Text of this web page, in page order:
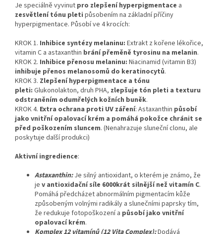
Je speciálně vyvinut pro zlepšení hyperpigmentace a
zesvětlení tónu pleti působením na základní příčiny
hyperpigmentace. Působí ve 4 krocích:
KROK 1. Inhibice syntézy melaninu: Extrakt z kořene lékořice,
vitamin C a astaxanthin brání přeměně tyrosinu na melanin.
KROK 2. Inhibice přenosu melaninu: Niacinamid (vitamin B3)
inhibuje přenos melanosomů do keratinocytů.
KROK 3. Zlepšení hyperpigmentace a tónu
pleti: Glukonolakton, druh PHA, zlepšuje tón pleti a texturu
odstraněním odumřelých kožních buněk.
KROK 4. Extra ochrana proti UV záření: Astaxanthin působí
jako vnitřní opalovací krém a pomáhá pokožce chránit se
před poškozením sluncem. (Nenahrazuje sluneční clonu, ale
poskytuje další produkci)
Aktivní ingredience:
Astaxanthin:Je silný antioxidant, o kterém je známo, že
je v antioxidační síle 6000krát silnější než vitamín C.
Pomáhá předcházet abnormálním pigmentacím kůže
způsobeným volnými radikály a slunečními paprsky tím,
že redukuje fotopoškození a působí jako vnitřní
opalovací krém.